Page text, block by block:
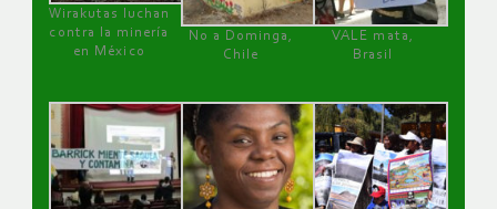
Wirakutas luchan
contra la minería
en México
No a Dominga,
Chile
VALE mata,
Brasil